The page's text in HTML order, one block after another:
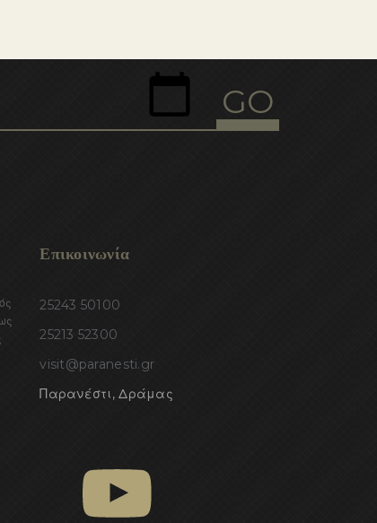
Επικοινωνία
25243 50100
25213 52300
visit@paranesti.gr
Παρανέστι, Δράμας